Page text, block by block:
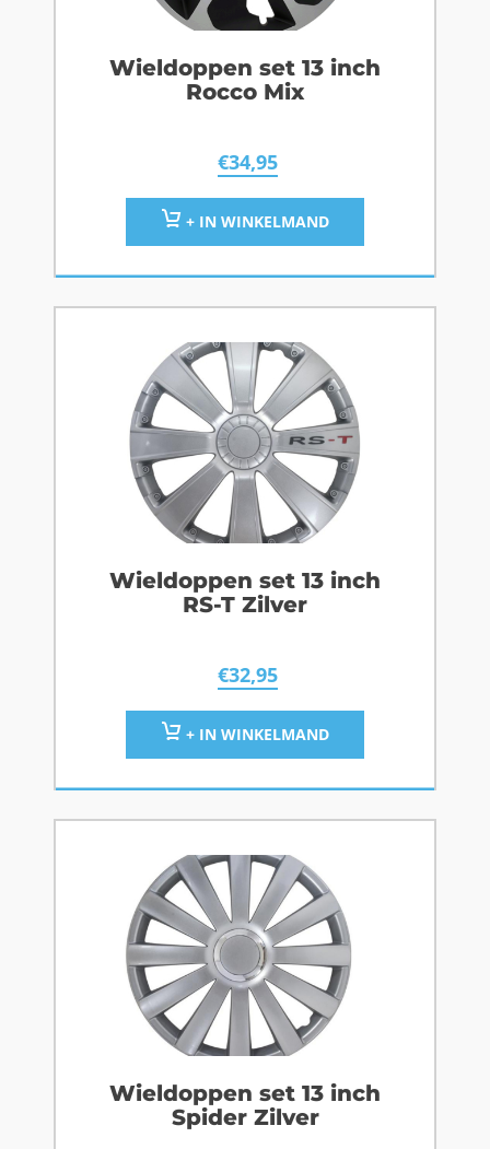
Wieldoppen set 13 inch
Rocco Mix
€34,95
+ IN WINKELMAND
Wieldoppen set 13 inch
RS-T Zilver
€32,95
+ IN WINKELMAND
Wieldoppen set 13 inch
Spider Zilver